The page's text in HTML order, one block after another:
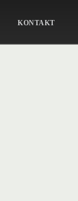
KONTAKT